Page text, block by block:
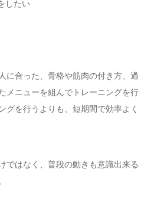
したい
に合った、骨格や筋肉の付き方、過
メニューを組んでトレーニングを行
グを行うよりも、短期間で効率よく
ではなく、普段の動きも意識出来る